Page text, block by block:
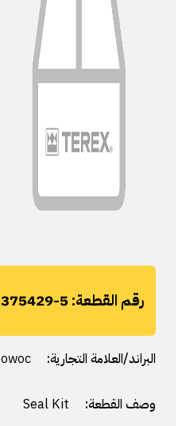
رقم القطعة:375429-5
البراند/العلامة التجارية: Manitowoc
وصف القطعة: